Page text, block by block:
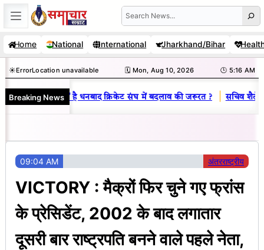
Skip
to
content
Search
Home National International Jharkhand/Bihar
☀️ErrorLocation unavailable 🗓️ Mon, Aug 10, 2026 🕒 5:16 AM
Breaking News
राज : जानें क्यों है धनबाद क्रिकेट संघ में बदलाव की जरूरत ? | सचिव शैलेंद्र
09:04 AM अंतरराष्ट्रीय
VICTORY : मैक्रों फिर चुने गए फ्रांस
के प्रेसिडेंट, 2002 के बाद लगातार
दूसरी बार राष्ट्रपति बनने वाले पहले नेता,